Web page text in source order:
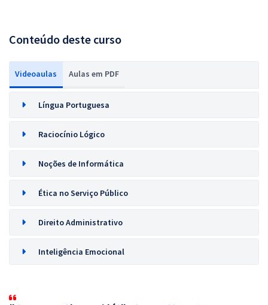
Conteúdo deste curso
Videoaulas Aulas em PDF
Língua Portuguesa
Raciocínio Lógico
Noções de Informática
Ética no Serviço Público
Direito Administrativo
Inteligência Emocional